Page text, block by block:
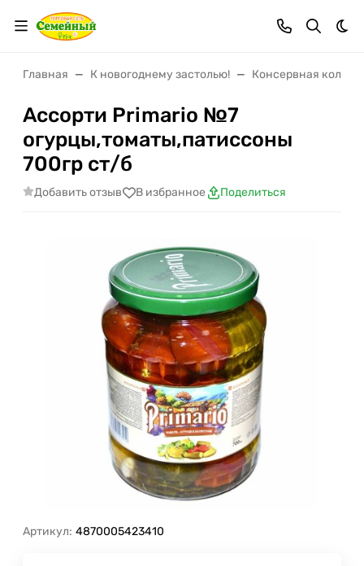
Главная К новогоднему застолью! Консервная
Ассорти Primario №7
огурцы,томаты,патиссоны
700гр ст/б
Добавить отзыв В избранное Поделиться
Артикул: 4870005423410